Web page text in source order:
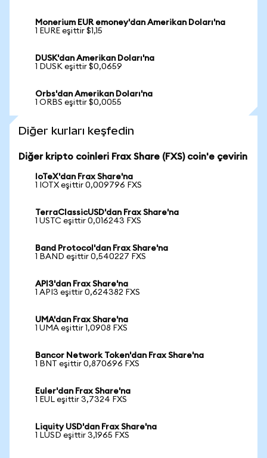
Monerium EUR emoney'dan Amerikan Doları'na
1 EURE eşittir $1,15
DUSK'dan Amerikan Doları'na
1 DUSK eşittir $0,0659
Orbs'dan Amerikan Doları'na
1 ORBS eşittir $0,0055
Diğer kurları keşfedin
Diğer kripto coinleri Frax Share (FXS) coin'e çevirin
IoTeX'dan Frax Share'na
1 IOTX eşittir 0,009796 FXS
TerraClassicUSD'dan Frax Share'na
1 USTC eşittir 0,016243 FXS
Band Protocol'dan Frax Share'na
1 BAND eşittir 0,540227 FXS
API3'dan Frax Share'na
1 API3 eşittir 0,624382 FXS
UMA'dan Frax Share'na
1 UMA eşittir 1,0908 FXS
Bancor Network Token'dan Frax Share'na
1 BNT eşittir 0,870696 FXS
Euler'dan Frax Share'na
1 EUL eşittir 3,7324 FXS
Liquity USD'dan Frax Share'na
1 LUSD eşittir 3,1965 FXS